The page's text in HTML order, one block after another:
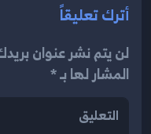
أترك تعليقاً
لن يتم نشر عنوان
المشار لها بـ *